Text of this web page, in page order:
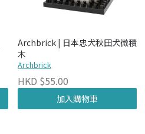
Archbrick | 日本忠犬秋田犬微積
木
Archbrick
HKD $55.00
加入購物車